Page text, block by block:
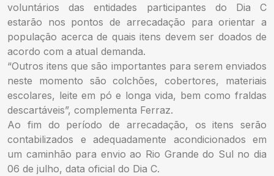
voluntários das entidades participantes do Dia C
estarão nos pontos de arrecadação para orientar a
população acerca de quais itens devem ser doados de
acordo com a atual demanda.
“Outros itens que são importantes para serem enviados
neste momento são colchões, cobertores, materiais
escolares, leite em pó e longa vida, bem como fraldas
descartáveis”, complementa Ferraz.
Ao fim do período de arrecadação, os itens serão
contabilizados e adequadamente acondicionados em
um caminhão para envio ao Rio Grande do Sul no dia
06 de julho, data oficial do Dia C.